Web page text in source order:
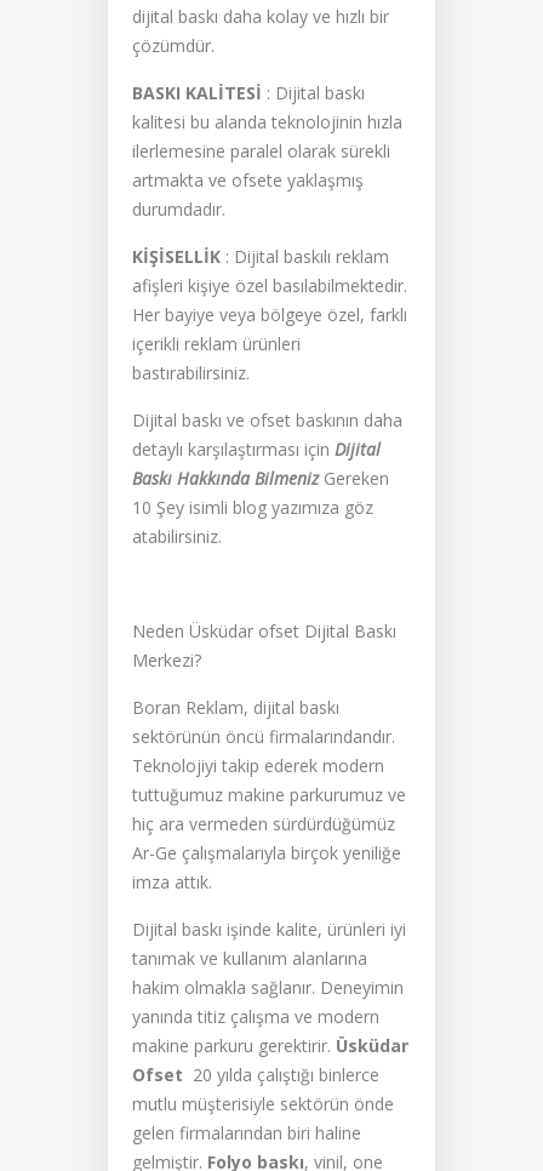
dijital baskı daha kolay ve hızlı bir
çözümdür.
BASKI KALİTESİ : Dijital baskı
kalitesi bu alanda teknolojinin hızla
ilerlemesine paralel olarak sürekli
artmakta ve ofsete yaklaşmış
durumdadır.
KİŞİSELLİK : Dijital baskılı reklam
afişleri kişiye özel basılabilmektedir.
Her bayiye veya bölgeye özel, farklı
içerikli reklam ürünleri
bastırabilirsiniz.
Dijital baskı ve ofset baskının daha
detaylı karşılaştırması için Dijital
Baskı Hakkında BilmenizGereken
10 Şey isimli blog yazımıza göz
atabilirsiniz.
Neden Üsküdar ofset Dijital Baskı
Merkezi?
Boran Reklam, dijital baskı
sektörünün öncü firmalarındandır.
Teknolojiyi takip ederek modern
tuttuğumuz makine parkurumuz ve
hiç ara vermeden sürdürdüğümüz
Ar-Ge çalışmalarıyla birçok yeniliğe
imza attık.
Dijital baskı işinde kalite, ürünleri iyi
tanımak ve kullanım alanlarına
hakim olmakla sağlanır. Deneyimin
yanında titiz çalışma ve modern
makine parkuru gerektirir. Üsküdar
Ofset 20 yılda çalıştığı binlerce
mutlu müşterisiyle sektörün önde
gelen firmalarından biri haline
gelmiştir. Folyo baskı, vinil, one